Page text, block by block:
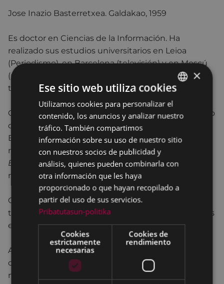
Jose Inazio Basterretxea. Galdakao, 1959
Es doctor en Ciencias de la Información. Ha
realizado sus estudios universitarios en Leioa
(Periodismo), en Barcelona (televisión) y en Moscú
(mercado - exterior). En la actualidad, es profesor
titular de la Universidad del País Vasco.
Como periodista y reportero ha trabajado en la radio
de Bilbao Herri Irratia, en Anaitasuna, Egin y en la
ETB (Televisión Pública Vasca). Ha colaborado en los
medios de comunicación escritaArgia
Euskaldunon EgunkariayBerria; también en las
radios Bizkaia Irratia y Euskal Herria Irratia.
Como profesor de universidad e investigador su
trabajo ha producido varios libros, así como artículos
en las revistasUztaro,JakinyZer.
Aparte del género universitario y periodístico, ha
cultivado el relato (en la revista
Idatz eta Mintz
novela (con la editorial Elkar) y el ensayo (con
BASQUE
SPANISH
×
Ese sitio web utiliza cookies
Utilizamos cookies para personalizar el
contenido, los anuncios y analizar nuestro
tráfico. También compartimos
información sobre su uso de nuestro sitio
con nuestros socios de publicidad y
análisis, quienes pueden combinarla con
otra información que les haya
proporcionado o que hayan recopilado a
partir del uso de sus servicios.
Pribatutasun-politika
Cookies
estrictamente
necesarias
Cookies de
rendimiento